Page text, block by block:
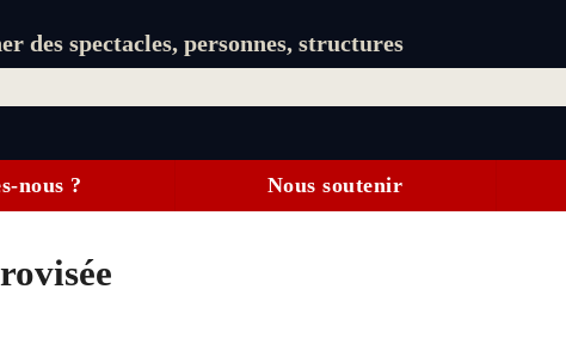
des spectacles, personnes, structures
nous ? Nous soutenir